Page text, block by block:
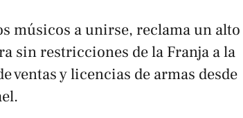
músicos a unirse, reclama un alto
sin restricciones de la Franja a la
ventas y licencias de armas desde